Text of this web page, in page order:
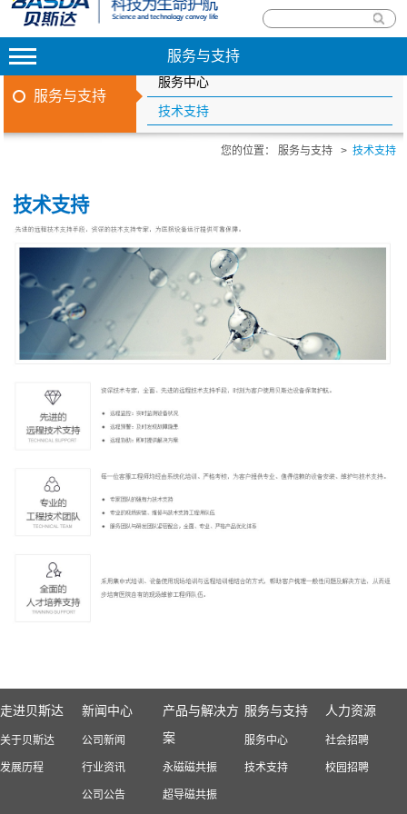
服务与支持
服务与支持
服务中心
技术支持
您的位置： 服务与支持 > 技术支持
技术支持
走进贝斯达
关于贝斯达
发展历程
新闻中心
公司新闻
行业资讯
公司公告
产品与解决方
案
永磁磁共振
超导磁共振
服务与支持
服务中心
技术支持
人力资源
社会招聘
校园招聘